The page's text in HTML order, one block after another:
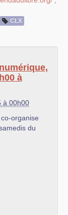
CLX
à
à 00h00
organise
du